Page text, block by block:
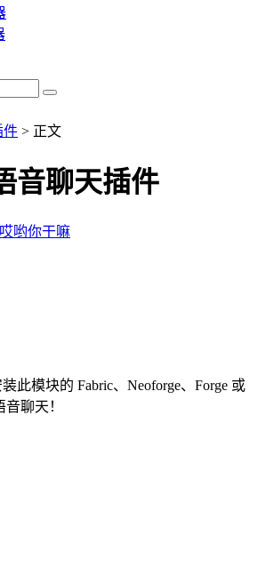
件 > 正文
音聊天插件
哎哟你干嘛
此模块的 Fabric、Neoforge、Forge 或
聊天！